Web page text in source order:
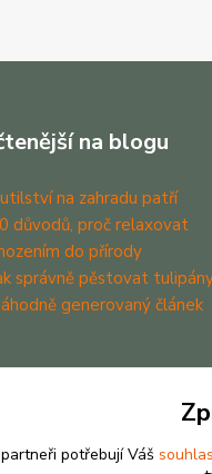
na blogu
na zahradu patří
důvodů, proč relaxovat
do přírody
správně pěstovat
generovaný článek
potřebují Váš souhlas